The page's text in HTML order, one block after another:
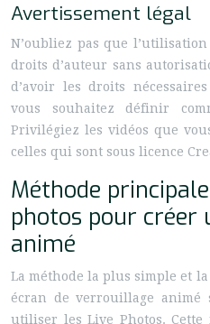
Avertissement légal
N’oubliez pas que
droits d’auteur sans
d’avoir les droits
vous souhaitez définir
Privilégiez les vidéos que
celles qui sont sous licence
Méthode
photos pour créer
animé
La méthode la plus simple et
écran de verrouillage animé
utiliser les Live Photos.